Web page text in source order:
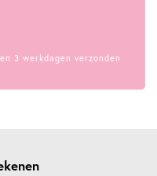
3 werkdagen verzonden